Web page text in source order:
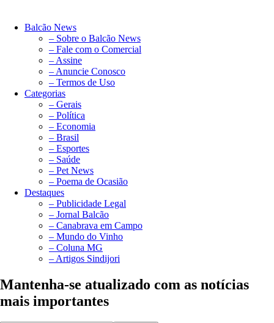
Balcão News
– Sobre o Balcão News
– Fale com o Comercial
– Assine
– Anuncie Conosco
– Termos de Uso
Categorias
– Gerais
– Política
– Economia
– Brasil
– Esportes
– Saúde
– Pet News
– Poema de Ocasião
Destaques
– Publicidade Legal
– Jornal Balcão
– Canabrava em Campo
– Mundo do Vinho
– Coluna MG
– Artigos Sindijori
Mantenha-se atualizado com as notícias
mais importantes